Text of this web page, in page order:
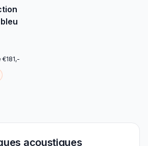
€181,-
acoustiques